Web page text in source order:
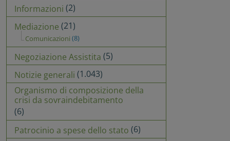
Informazioni (2)
Mediazione (21)
Comunicazioni (8)
Negoziazione Assistita (5)
Notizie generali (1.043)
Organismo di composizione della
crisi da sovraindebitamento
(6)
Patrocinio a spese dello stato (6)